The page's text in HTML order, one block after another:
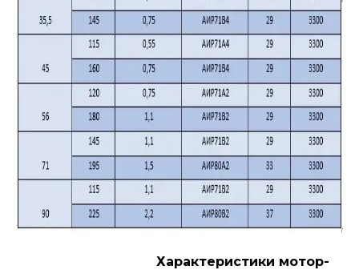
Характеристики мотор-